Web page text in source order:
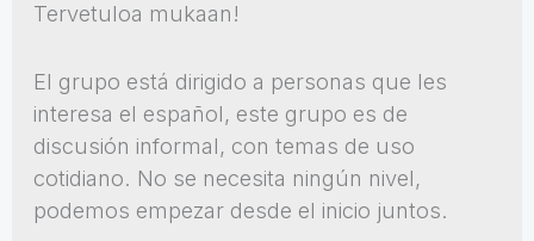
Tervetuloa mukaan!
El grupo está dirigido a personas que les
interesa el español, este grupo es de
discusión informal, con temas de uso
cotidiano. No se necesita ningún nivel,
podemos empezar desde el inicio juntos.